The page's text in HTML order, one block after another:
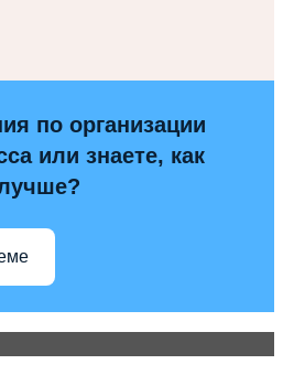
по организации
или знаете, как